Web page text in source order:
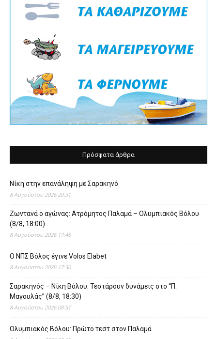
Πρόσφατα άρθρα
Νίκη στην επανάληψη με Σαρακηνό
8 Αυγούστου 2026 20:31
Ζωντανά ο αγώνας: Ατρόμητος Παλαμά – Ολυμπιακός Βόλου
(8/8, 18:00)
8 Αυγούστου 2026 17:46
O ΝΠΣ Βόλος έγινε Volos Elabet
8 Αυγούστου 2026 17:30
Σαρακηνός – Νίκη Βόλου: Τεστάρουν δυνάμεις στο “Π.
Μαγουλάς” (8/8, 18:30)
8 Αυγούστου 2026 08:51
Ολυμπιακός Βόλου: Πρώτο τεστ στον Παλαμά